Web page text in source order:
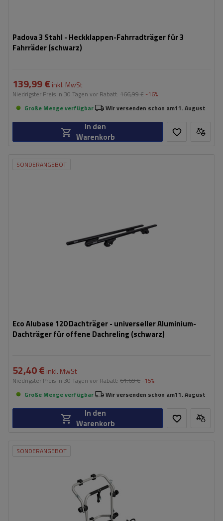
Padova 3 Stahl - Heckklappen-Fahrradträger für 3
Fahrräder (schwarz)
139,99 € inkl. MwSt
Niedrigster Preis in 30 Tagen vor Rabatt: 166,99 € -16%
Große Menge verfügbar
Wir versenden schon am11. August
In den
Warenkorb
SONDERANGEBOT
Eco Alubase 120 Dachträger - universeller Aluminium-
Dachträger für offene Dachreling (schwarz)
52,40 € inkl. MwSt
Niedrigster Preis in 30 Tagen vor Rabatt: 61,69 € -15%
Große Menge verfügbar
Wir versenden schon am11. August
In den
Warenkorb
SONDERANGEBOT
45 kg
kompatibel mit Elektrofahrrädern
Aluminiumkonstruktion